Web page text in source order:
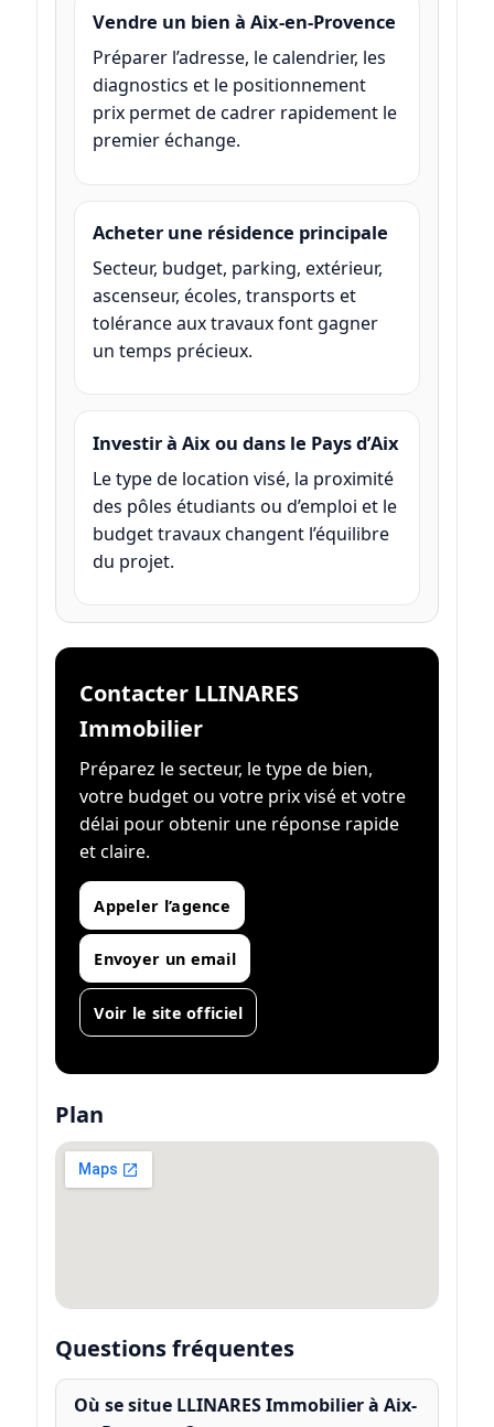
Vendre un bien à Aix-en-Provence
Préparer l’adresse, le calendrier, les
diagnostics et le positionnement
prix permet de cadrer rapidement le
premier échange.
Acheter une résidence principale
Secteur, budget, parking, extérieur,
ascenseur, écoles, transports et
tolérance aux travaux font gagner
un temps précieux.
Investir à Aix ou dans le Pays d’Aix
Le type de location visé, la proximité
des pôles étudiants ou d’emploi et le
budget travaux changent l’équilibre
du projet.
Contacter LLINARES
Immobilier
Préparez le secteur, le type de bien,
votre budget ou votre prix visé et votre
délai pour obtenir une réponse rapide
et claire.
Appeler l’agence
Envoyer un email
Voir le site officiel
Plan
Questions fréquentes
Où se situe LLINARES Immobilier à Aix-